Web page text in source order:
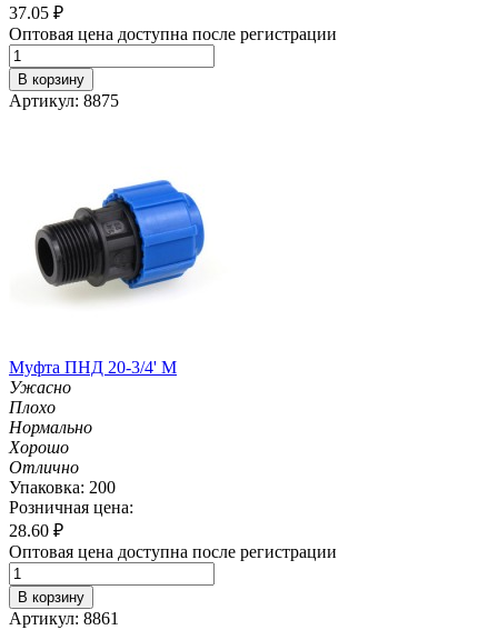
37.05 ₽
Оптовая цена доступна после регистрации
В корзину
Артикул: 8875
Муфта ПНД 20-3/4' M
Ужасно
Плохо
Нормально
Хорошо
Отлично
Упаковка: 200
Розничная цена:
28.60 ₽
Оптовая цена доступна после регистрации
В корзину
Артикул: 8861